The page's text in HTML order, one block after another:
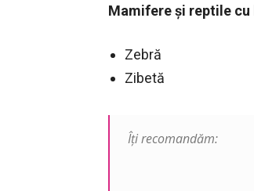
Mamifere și reptile cu
Zebră
Zibetă
Îți recomandăm: